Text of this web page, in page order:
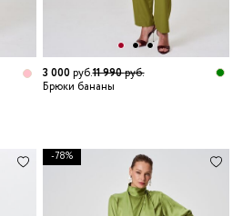
3 000руб.11 990руб.
Брюки бананы
-78%